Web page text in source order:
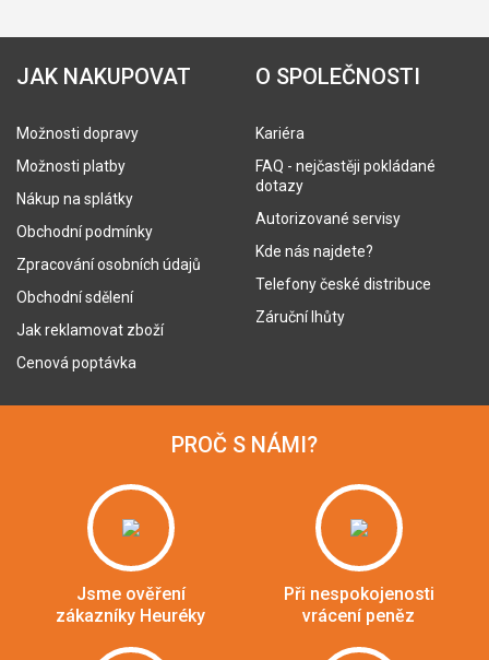
JAK NAKUPOVAT
Možnosti dopravy
Možnosti platby
Nákup na splátky
Obchodní podmínky
Zpracování osobních údajů
Obchodní sdělení
Jak reklamovat zboží
Cenová poptávka
O SPOLEČNOSTI
Kariéra
FAQ - nejčastěji pokládané
dotazy
Autorizované servisy
Kde nás najdete?
Telefony české distribuce
Záruční lhůty
PROČ S NÁMI?
Jsme ověření
zákazníky Heuréky
Při nespokojenosti
vrácení peněz